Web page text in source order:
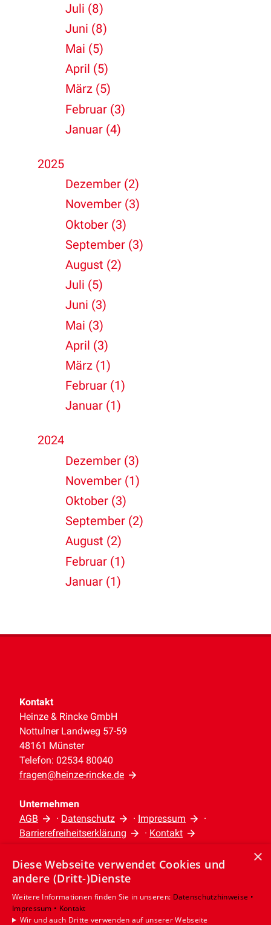
Juli (8)
Juni (8)
Mai (5)
April (5)
März (5)
Februar (3)
Januar (4)
2025
Dezember (2)
November (3)
Oktober (3)
September (3)
August (2)
Juli (5)
Juni (3)
Mai (3)
April (3)
März (1)
Februar (1)
Januar (1)
2024
Dezember (3)
November (1)
Oktober (3)
September (2)
August (2)
Februar (1)
Januar (1)
Kontakt
Heinze & Rincke GmbH
Nottulner Landweg 57-59
48161 Münster
Telefon: 02534 80040
fragen@heinze-rincke.de
Unternehmen
AGB
· Datenschutz · Impressum
·
Barrierefreiheitserklärung
· Kontakt
Leistungen
Privatkunden
Gewerbekunden
Karriere
×
Diese Webseite verwendet Cookies und
andere (Dritt-)Dienste
Weitere Informationen finden Sie in unseren: Datenschutzhinweise •
Impressum • Kontakt
Wir und auch Dritte verwenden auf unserer Webseite